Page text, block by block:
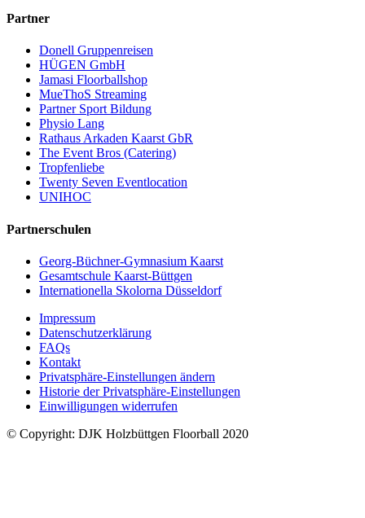
Partner
Donell Gruppenreisen
HÜGEN GmbH
Jamasi Floorballshop
MueThoS Streaming
Partner Sport Bildung
Physio Lang
Rathaus Arkaden Kaarst GbR
The Event Bros (Catering)
Tropfenliebe
Twenty Seven Eventlocation
UNIHOC
Partnerschulen
Georg-Büchner-Gymnasium Kaarst
Gesamtschule Kaarst-Büttgen
Internationella Skolorna Düsseldorf
Impressum
Datenschutzerklärung
FAQs
Kontakt
Privatsphäre-Einstellungen ändern
Historie der Privatsphäre-Einstellungen
Einwilligungen widerrufen
© Copyright: DJK Holzbüttgen Floorball 2020